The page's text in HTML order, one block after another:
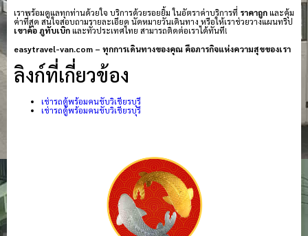
เราพร้อมดูแลทุกท่านด้วยใจ บริการด้วยรอยยิ้ม ในอัตราค่าบริการที่ ราคาถูกและคุ้ม
ค่าที่สุด สนใจสอบถามรายละเอียด นัดหมายวันเดินทาง หรือให้เราช่วยวางแผนทริป
เขาค้อภูทับเบิกและทั่วประเทศไทย สามารถติดต่อเราได้ทันที!
easytravel-van.com – ทุกการเดินทางของคุณ คือภารกิจแห่งความสุขของเรา
ลิงก์ที่เกี่ยวข้อง
เช่ารถตู้พร้อมคนขับวิเชียรบุรี
เช่ารถตู้พร้อมคนขับวิเชียรบุรี